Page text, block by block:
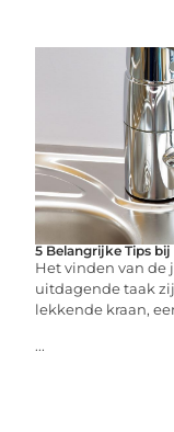
5 Belangrijke Tips
Het vinden van de
uitdagende taak
lekkende kraan,
...